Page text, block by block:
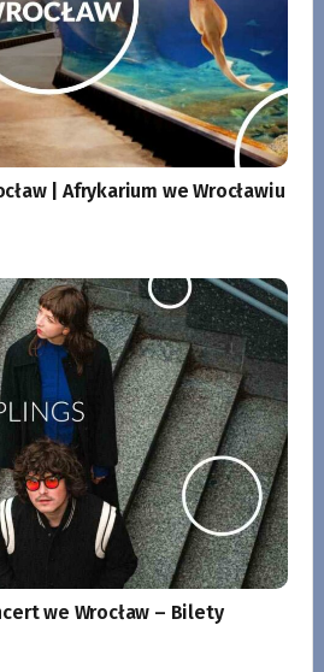
| Afrykarium we Wrocławiu
we Wrocław – Bilety